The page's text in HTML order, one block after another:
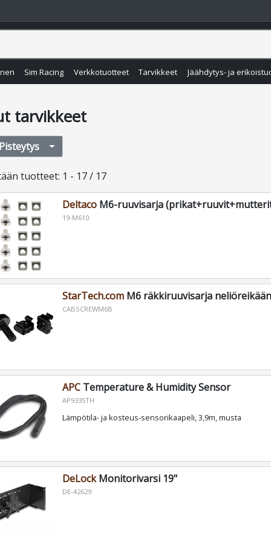
Sim Racing Verkkotuotteet Tarvikkeet Jäähdytys- ja
tarvikkeet
Pisteytys
tuotteet: 1 - 17 / 17
DeltacoM6-ruuvisarja
19-M610
StarTech.comM6 räkkiruuvisarja
CABSCREWM6B
APCTemperature & Humidity Sensor
AP9335TH
Lämpötila- ja kosteus-sensorikaapeli, 3,9m, musta
DeLockMonitorivarsi 19"
DE-42629